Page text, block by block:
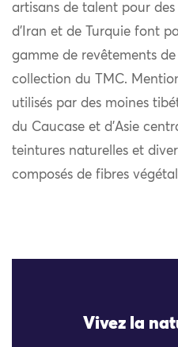
artisans de talent pour
d’Iran et de Turquie font
gamme de revêtements
collection du TMC.
utilisés par des moines
du Caucase et d’Asie
teintures naturelles et
composés de fibres
Vivez la